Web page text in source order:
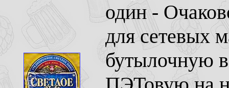
один -
для сетевых
бутылочную